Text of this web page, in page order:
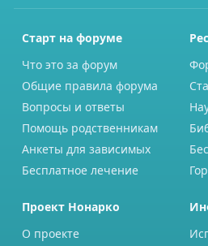
Старт на форуме
Что это за форум
Общие правила форума
Вопросы и ответы
Помощь родственникам
Анкеты для зависимых
Бесплатное лечение
Проект Нонарко
О проекте